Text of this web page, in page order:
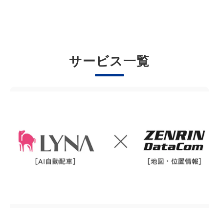
サービス一覧